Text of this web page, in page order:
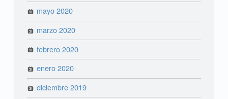
mayo 2020
marzo 2020
febrero 2020
enero 2020
diciembre 2019